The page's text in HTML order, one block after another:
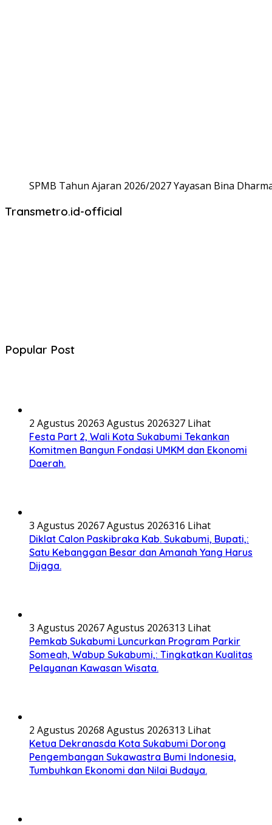
SPMB Tahun Ajaran 2026/2027 Yayasan Bina
Transmetro.id-official
Popular Post
2 Agustus 20263 Agustus 2026327 Lihat
Festa Part 2, Wali Kota Sukabumi Tekankan
Komitmen Bangun Fondasi UMKM dan Ekonomi
Daerah.
3 Agustus 20267 Agustus 2026316 Lihat
Diklat Calon Paskibraka Kab. Sukabumi, Bupati,:
Satu Kebanggan Besar dan Amanah Yang Harus
Dijaga.
3 Agustus 20267 Agustus 2026313 Lihat
Pemkab Sukabumi Luncurkan Program Parkir
Someah, Wabup Sukabumi,: Tingkatkan Kualitas
Pelayanan Kawasan Wisata.
2 Agustus 20268 Agustus 2026313 Lihat
Ketua Dekranasda Kota Sukabumi Dorong
Pengembangan Sukawastra Bumi Indonesia,
Tumbuhkan Ekonomi dan Nilai Budaya.